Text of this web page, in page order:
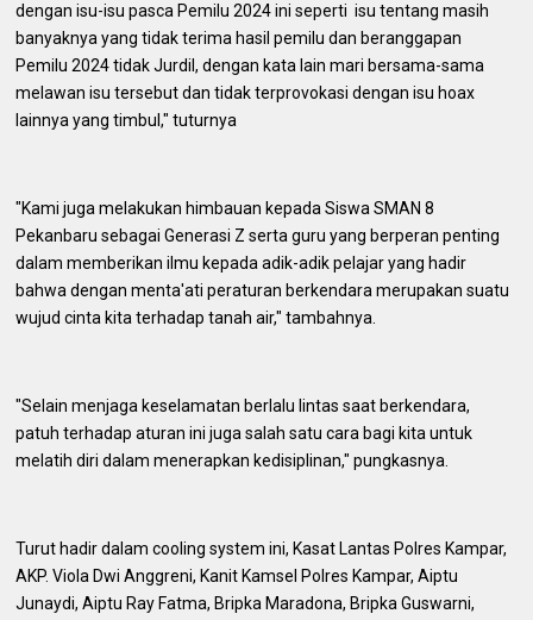
dengan isu-isu pasca Pemilu 2024 ini seperti isu tentang masih
banyaknya yang tidak terima hasil pemilu dan beranggapan
Pemilu 2024 tidak Jurdil, dengan kata lain mari bersama-sama
melawan isu tersebut dan tidak terprovokasi dengan isu hoax
lainnya yang timbul," tuturnya
"Kami juga melakukan himbauan kepada Siswa SMAN 8
Pekanbaru sebagai Generasi Z serta guru yang berperan penting
dalam memberikan ilmu kepada adik-adik pelajar yang hadir
bahwa dengan menta'ati peraturan berkendara merupakan suatu
wujud cinta kita terhadap tanah air," tambahnya.
"Selain menjaga keselamatan berlalu lintas saat berkendara,
patuh terhadap aturan ini juga salah satu cara bagi kita untuk
melatih diri dalam menerapkan kedisiplinan," pungkasnya.
Turut hadir dalam cooling system ini, Kasat Lantas Polres Kampar,
AKP. Viola Dwi Anggreni, Kanit Kamsel Polres Kampar, Aiptu
Junaydi, Aiptu Ray Fatma, Bripka Maradona, Bripka Guswarni,